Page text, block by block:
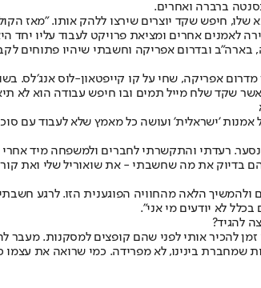
ברברה ואחרים.
שלו, חיפש שקד יוצרים שירצו ללהק אותו. "מאז
מדרום אפריקה, שחי על קו קייפטאון-לוס
שקד שלח מייל תמים ובו חיפש עבודה הוא לא
אמנות 'ישראלית' ועושה כל מאמץ שלא לעבוד עם
רעדתי והתקשרתי לחברים ולמשפחה מיד
בדיוק את מה שחשבתי - את שואוריל שלי ואת
הלאה מהחוויה הפוגענית הזו. לרגע
לא יודעים מי אני".
להגיד?
זמן להכיר אותי לפני שהם קופצים למסקנות. מעבר
שמחברת בינינו, לא מפרידה. כמי שרואה את